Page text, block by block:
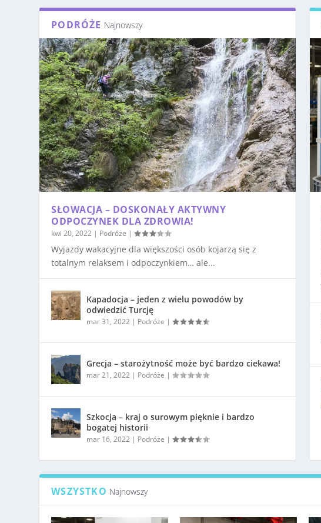
PODRÓŻE Najnowszy
SŁOWACJA – DOSKONAŁY AKTYWNY
ODPOCZYNEK DLA ZDROWIA!
kwi 20, 2022 | Podróże |
Wyjazdy wakacyjne dla większości osób kojarzą się z
totalnym relaksem i odpoczynkiem… ale...
Kapadocja – jeden z wielu powodów by
odwiedzić Turcję
mar 31, 2022 | Podróże |
Grecja – starożytność może być bardzo ciekawa!
mar 21, 2022 | Podróże |
Szkocja – kraj o surowym pięknie i bardzo
bogatej historii
mar 16, 2022 | Podróże |
WSZYSTKO Najnowszy